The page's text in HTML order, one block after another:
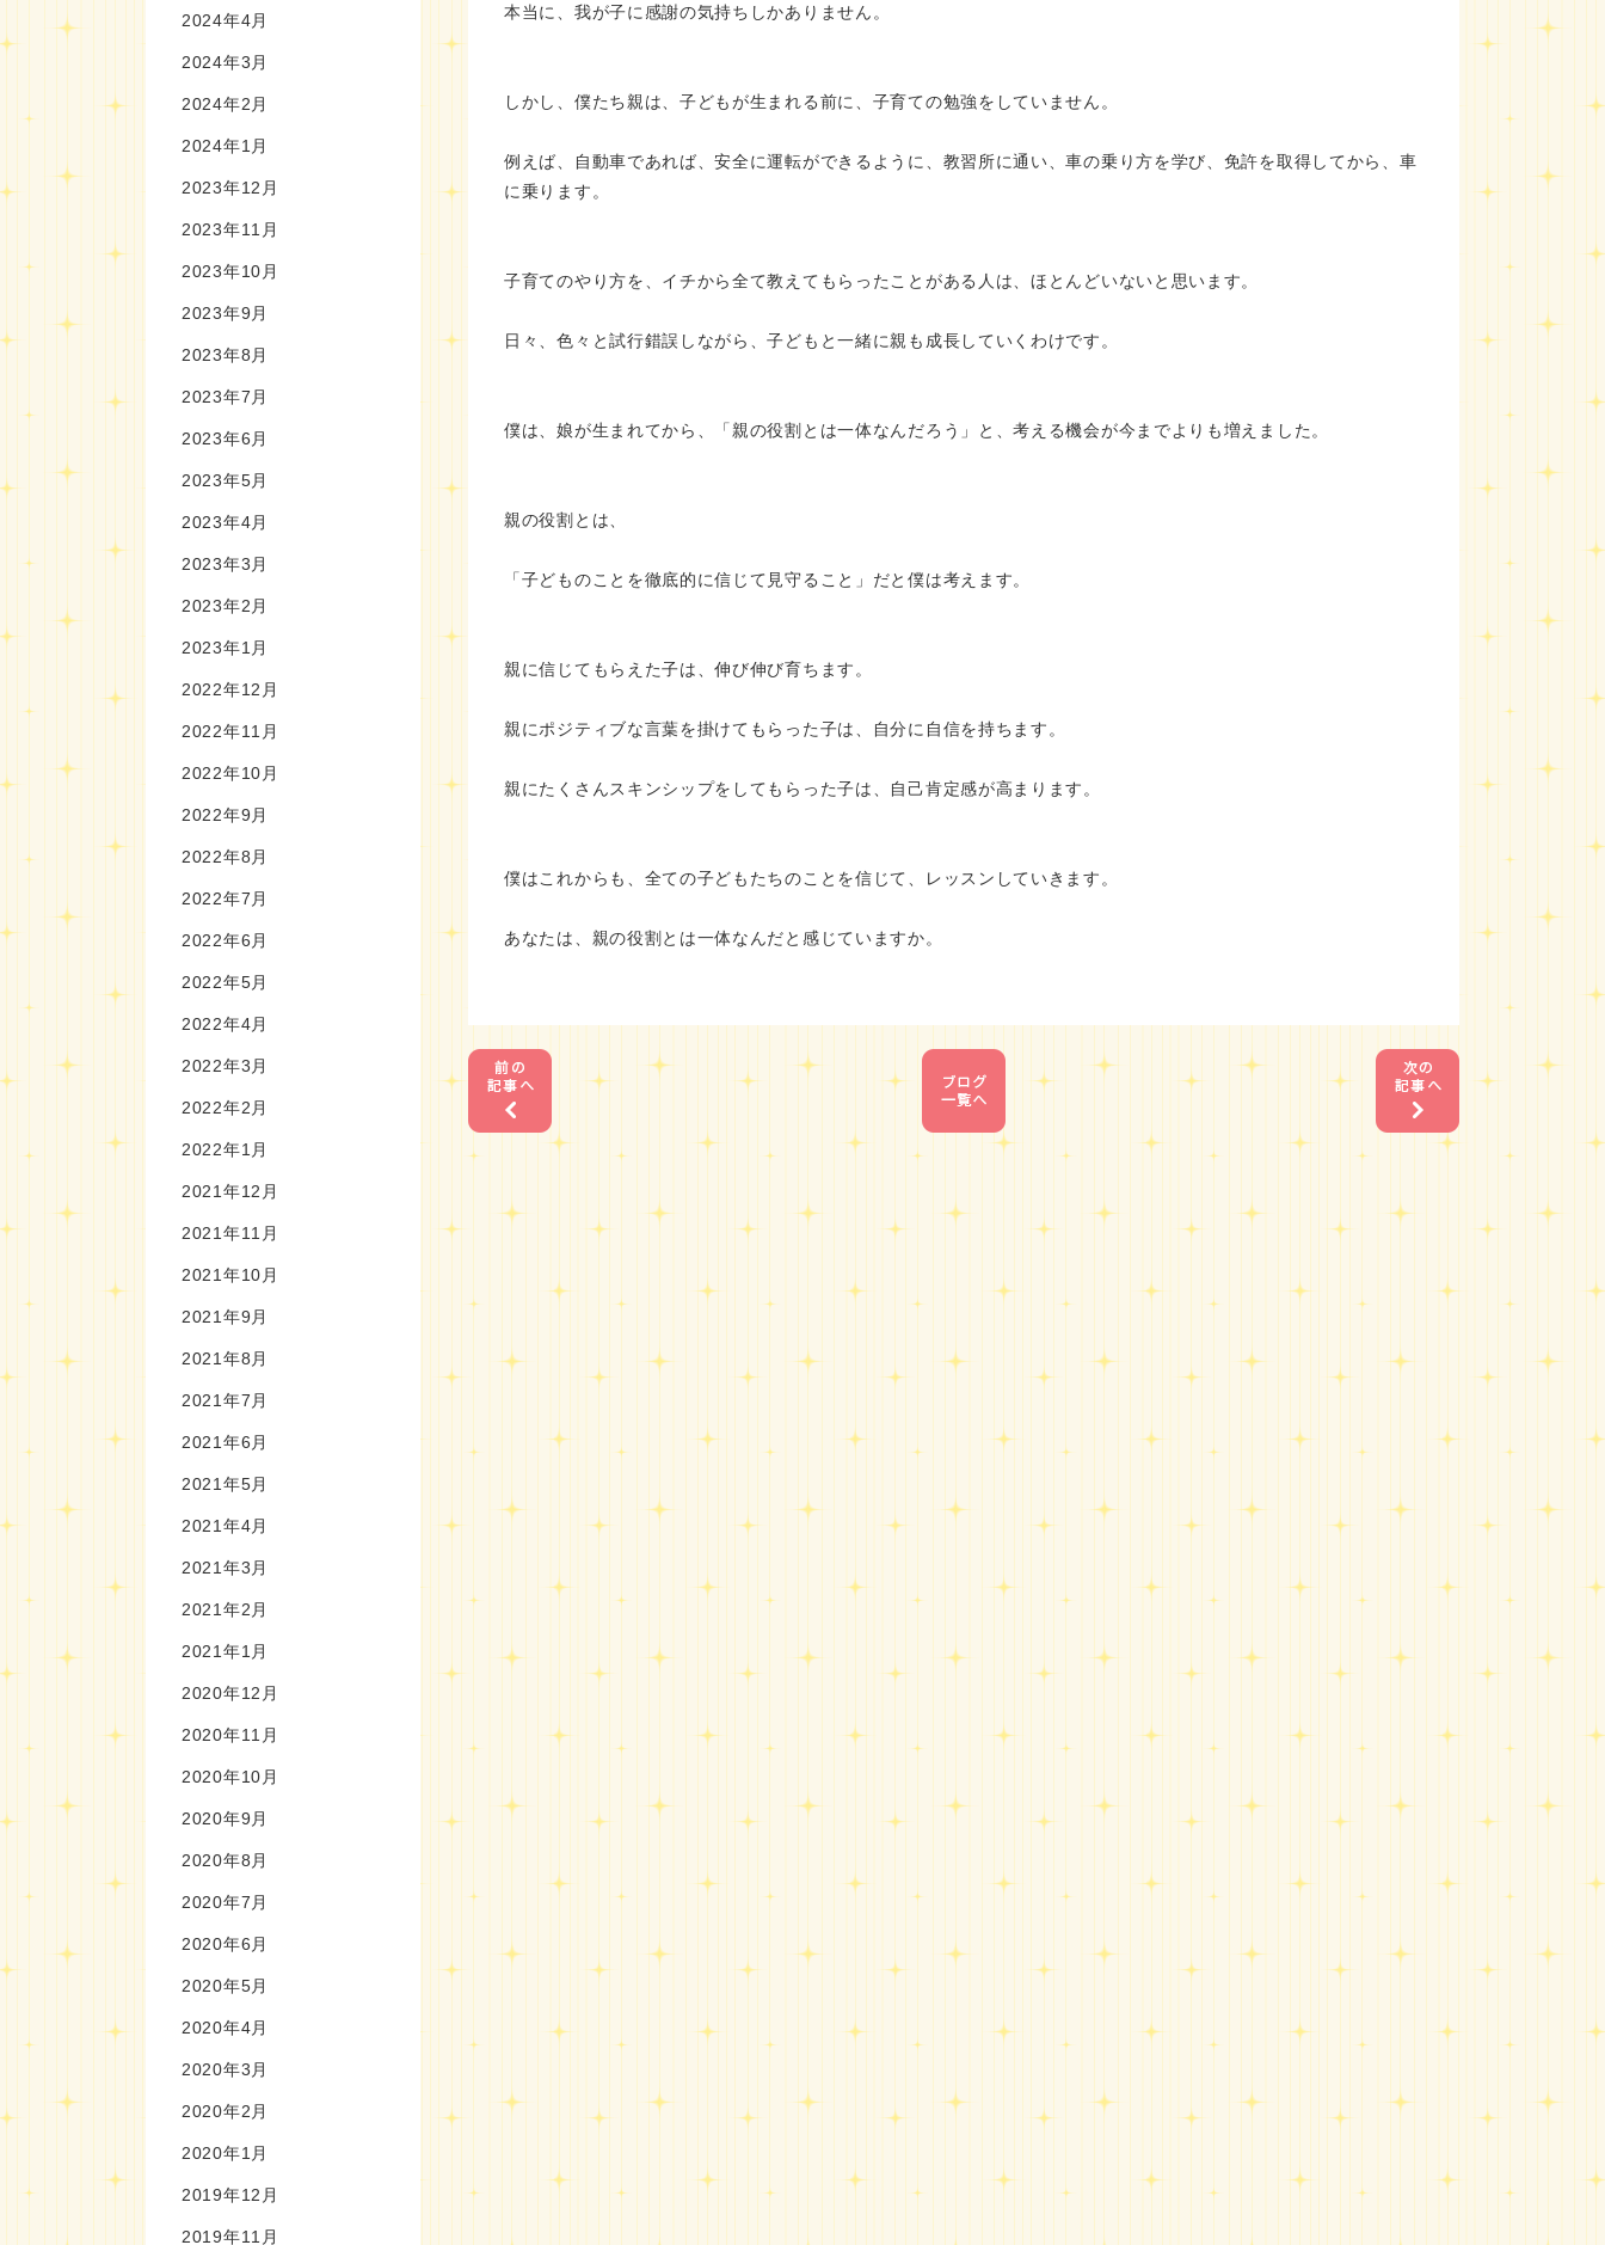
2024年4月
2024年3月
2024年2月
2024年1月
2023年12月
2023年11月
2023年10月
2023年9月
2023年8月
2023年7月
2023年6月
2023年5月
2023年4月
2023年3月
2023年2月
2023年1月
2022年12月
2022年11月
2022年10月
2022年9月
2022年8月
2022年7月
2022年6月
2022年5月
2022年4月
2022年3月
2022年2月
2022年1月
2021年12月
2021年11月
2021年10月
2021年9月
2021年8月
2021年7月
2021年6月
2021年5月
2021年4月
2021年3月
2021年2月
2021年1月
2020年12月
2020年11月
2020年10月
2020年9月
2020年8月
2020年7月
2020年6月
2020年5月
2020年4月
2020年3月
2020年2月
2020年1月
2019年12月
2019年11月
本当に、我が子に感謝の気持ちしかありません。
しかし、僕たち親は、子どもが生まれる前に、子育ての勉強をしていません。
例えば、自動車であれば、安全に運転ができるように、教習所に通い、車の乗り方を学び、免許を取得してから、車
に乗ります。
子育てのやり方を、イチから全て教えてもらったことがある人は、ほとんどいないと思います。
日々、色々と試行錯誤しながら、子どもと一緒に親も成長していくわけです。
僕は、娘が生まれてから、「親の役割とは一体なんだろう」と、考える機会が今までよりも増えました。
親の役割とは、
「子どものことを徹底的に信じて見守ること」だと僕は考えます。
親に信じてもらえた子は、伸び伸び育ちます。
親にポジティブな言葉を掛けてもらった子は、自分に自信を持ちます。
親にたくさんスキンシップをしてもらった子は、自己肯定感が高まります。
僕はこれからも、全ての子どもたちのことを信じて、レッスンしていきます。
あなたは、親の役割とは一体なんだと感じていますか。